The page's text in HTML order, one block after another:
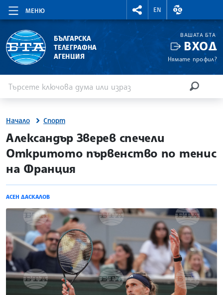
МЕНЮ
RIGHTMENU.SOCIAL
EN
ВАЛУТНИ
БЪЛГАРСКА
ТЕЛЕГРАФНА
АГЕНЦИЯ
ВАШАТА БТА
ВХОД
Нямате профил?
Начало Спорт
site.bta
Александър Зверев спечели
Откритото първенство по тенис
на Франция
АСЕН ДАСКАЛОВ